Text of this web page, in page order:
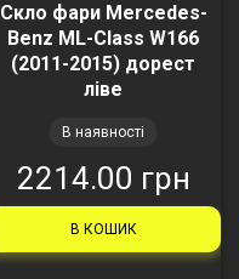
Скло фари Mercedes-
Benz ML-Class W166
(2011-2015) дорест
ліве
В наявності
2214.00 грн
В КОШИК